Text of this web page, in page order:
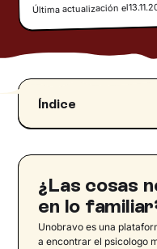
Última actualización el
Índice
Educar a un
Tipos y causas
El papel del
Narcisismo e
Fusión y
soluciones?
¿Las cosas
en lo
Unobravo es una
a encontrar el psicologo